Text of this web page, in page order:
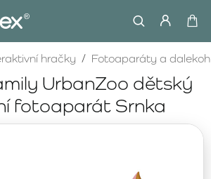
UrbanZoo dětský
fotoaparát Srnka
hračky Fotoaparáty a